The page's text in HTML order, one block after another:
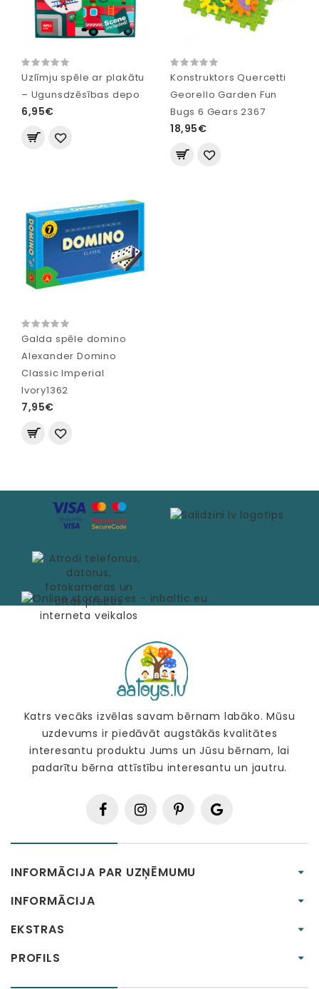
Uzlīmju spēle ar plakātu
– Ugunsdzēsības depo
6,95€
Konstruktors Quercetti
Georello Garden Fun
Bugs 6 Gears 2367
18,95€
Galda spēle domino
Alexander Domino
Classic Imperial
Ivory1362
7,95€
Katrs vecāks izvēlas savam bērnam labāko. Mūsu
uzdevums ir piedāvāt augstākās kvalitātes
interesantu produktu Jums un Jūsu bērnam, lai
padarītu bērna attīstību interesantu un jautru.
INFORMĀCIJA PAR UZŅĒMUMU
INFORMĀCIJA
EKSTRAS
PROFILS